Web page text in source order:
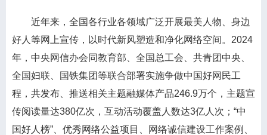
近年来，全国各行业各领域广泛开展最美人物、身边
好人等网上宣传，以时代新风塑造和净化网络空间。2024
年，中央网信办会同教育部、全国总工会、共青团中央、
全国妇联、国铁集团等联合部署实施争做中国好网民工
程，共发布、推送相关主题融媒体产品246.9万个，主题宣
传阅读量达380亿次，互动活动覆盖人数达3亿人次；“中
国好人榜”、优秀网络公益项目、网络诚信建设工作案例、